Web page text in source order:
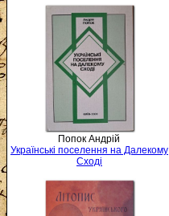
Попок Андрій
Українські поселення на Далекому
Сході